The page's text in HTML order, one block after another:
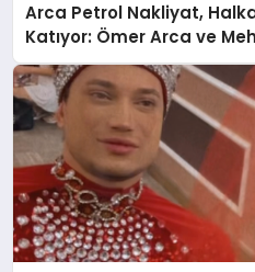
Arca Petrol Nakliyat,
Katıyor: Ömer Arca ve
Güçlü Yatırım